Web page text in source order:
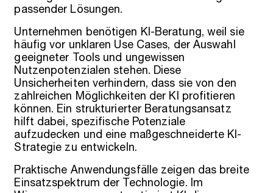
passender Lösungen.
Unternehmen benötigen KI-Beratung, weil sie
häufig vor unklaren Use Cases, der Auswahl
geeigneter Tools und ungewissen
Nutzenpotenzialen stehen. Diese
Unsicherheiten verhindern, dass sie von den
zahlreichen Möglichkeiten der KI profitieren
können. Ein strukturierter Beratungsansatz
hilft dabei, spezifische Potenziale
aufzudecken und eine maßgeschneiderte KI-
Strategie zu entwickeln.
Praktische Anwendungsfälle zeigen das breite
Einsatzspektrum der Technologie. Im